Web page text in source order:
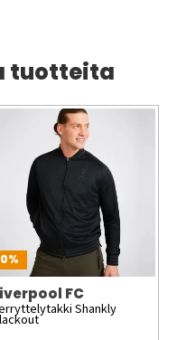
tuotteita
FC
Shankly